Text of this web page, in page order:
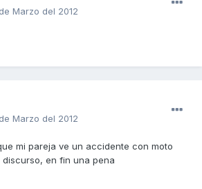
Marzo del 2012
Marzo del 2012
mi pareja ve un accidente con moto
en fin una pena